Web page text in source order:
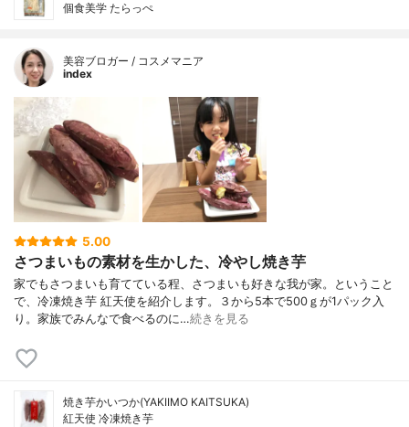
個食美学 たらっぺ
美容ブロガー / コスメマニア
index
5.00
さつまいもの素材を生かした、冷やし焼き芋
家でもさつまいも育てている程、さつまいも好きな我が家。ということ
で、冷凍焼き芋 紅天使を紹介します。３から5本で500ｇが1パック入
り。家族でみんなで食べるのに…続きを見る
焼き芋かいつか(YAKIIMO KAITSUKA)
紅天使 冷凍焼き芋